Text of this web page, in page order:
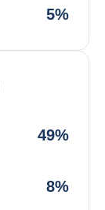
5%
49%
8%